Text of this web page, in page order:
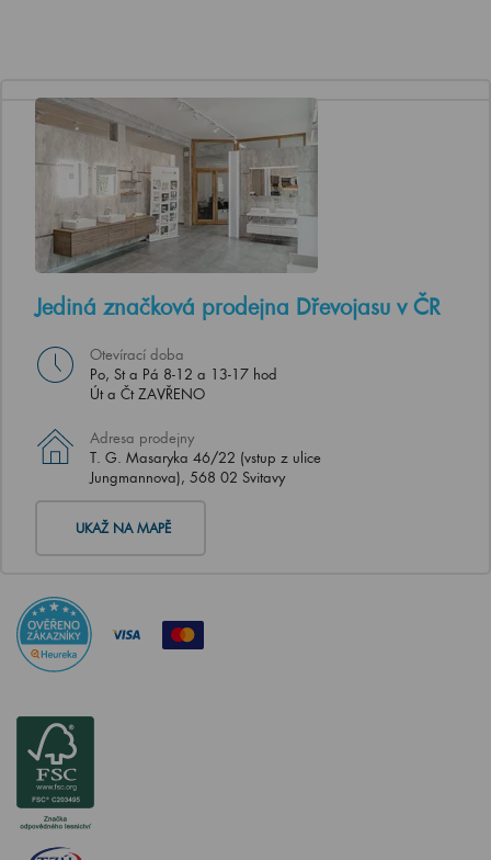
Jediná značková prodejna Dřevojasu v ČR
Otevírací doba
Po, St a Pá 8-12 a 13-17 hod
Út a Čt ZAVŘENO
Adresa prodejny
T. G. Masaryka 46/22 (vstup z ulice
Jungmannova), 568 02 Svitavy
UKAŽ NA MAPĚ